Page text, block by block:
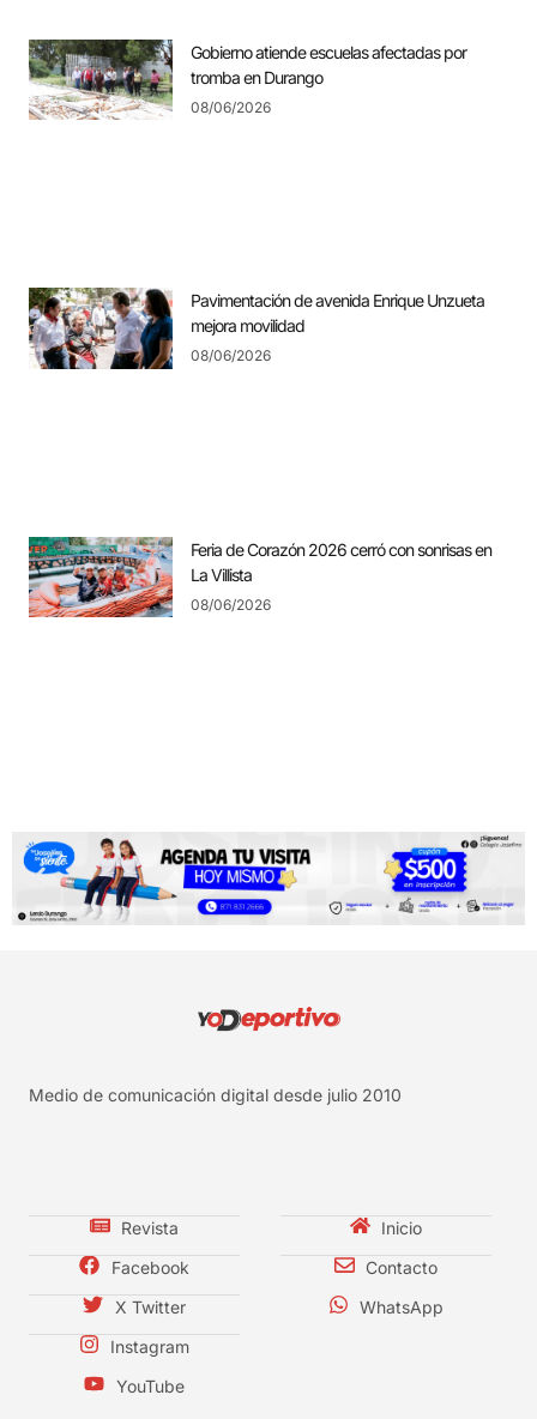
Gobierno atiende escuelas afectadas por
tromba en Durango
08/06/2026
Pavimentación de avenida Enrique Unzueta
mejora movilidad
08/06/2026
Feria de Corazón 2026 cerró con sonrisas en
La Villista
08/06/2026
Medio de comunicación digital desde julio 2010
Revista
Facebook
X Twitter
Instagram
YouTube
Inicio
Contacto
WhatsApp